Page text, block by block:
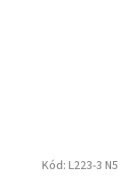
Kód: L223-3 N5